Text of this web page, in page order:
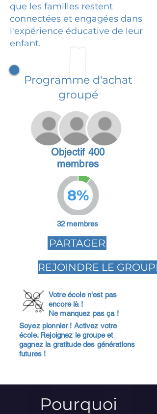
que les familles restent
connectées et engagées dans
l'expérience éducative de leur
enfant.
Programme d'achat
groupé
Objectif 400
membres
8%
32 membres
PARTAGER
REJOINDRE LE GROUPE
Votre école n'est pas
encore là !
Ne manquez pas ça !
Soyez pionnier ! Activez votre
école. Rejoignez le groupe et
gagnez la gratitude des générations
futures !
Pourquoi